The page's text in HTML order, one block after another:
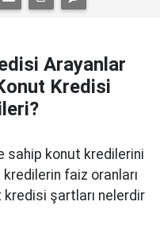
Arayanlar
Kredisi
sahip konut kredilerini
faiz oranları
şartları nelerdir